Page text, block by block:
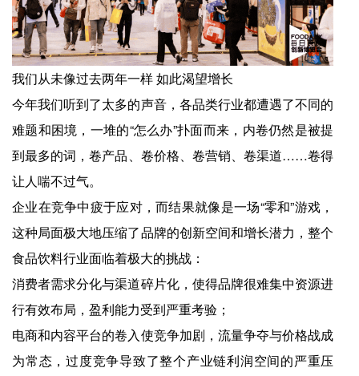
我们从未像过去两年一样 如此渴望增长
今年我们听到了太多的声音，各品类行业都遭遇了不同的
难题和困境，一堆的“怎么办”扑面而来，内卷仍然是被提
到最多的词，卷产品、卷价格、卷营销、卷渠道……卷得
让人喘不过气。
企业在竞争中疲于应对，而结果就像是一场“零和”游戏，
这种局面极大地压缩了品牌的创新空间和增长潜力，整个
食品饮料行业面临着极大的挑战：
消费者需求分化与渠道碎片化，使得品牌很难集中资源进
行有效布局，盈利能力受到严重考验；
电商和内容平台的卷入使竞争加剧，流量争夺与价格战成
为常态，过度竞争导致了整个产业链利润空间的严重压